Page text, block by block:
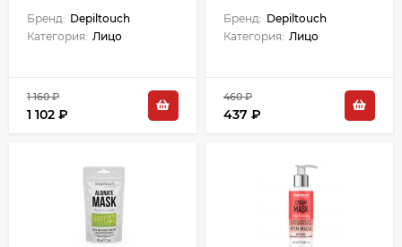
церамидами
витамином С и
феруловой кислотой -
Бренд: Depiltouch
Категория: Лицо
1 160 ₽
1 102 ₽
комплексом FILMEXEL
- 30 г
Бренд: Depiltouch
Категория: Лицо
460 ₽
437 ₽